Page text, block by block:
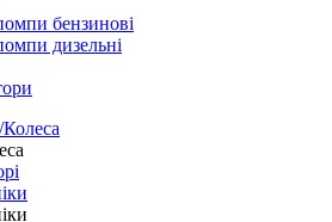
бензинові
дизельні